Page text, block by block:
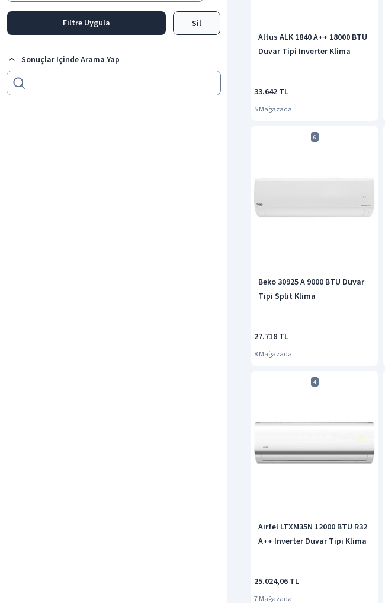
Filtre Uygula Sil
Sonuçlar İçinde Arama Yap
Altus ALK 1840 A++ 18000 BTU
Duvar Tipi Inverter Klima
33.642 TL
5 Mağazada
6
Beko 30925 A 9000 BTU Duvar
Tipi Split Klima
27.718 TL
8 Mağazada
4
Airfel LTXM35N 12000 BTU R32
A++ Inverter Duvar Tipi Klima
25.024,06 TL
7 Mağazada